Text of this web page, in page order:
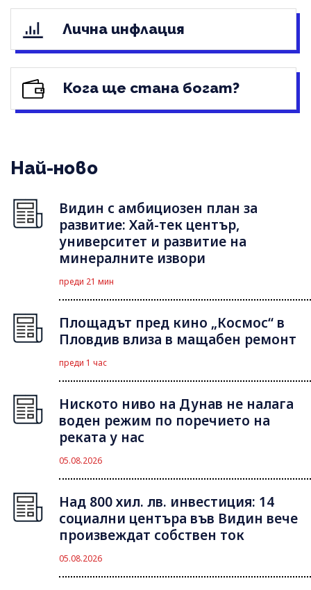
Лична инфлация
Кога ще стана богат?
Най-ново
Видин с амбициозен план за
развитие: Хай-тек център,
университет и развитие на
минералните извори
преди 21 мин
Площадът пред кино „Космос“ в
Пловдив влиза в мащабен ремонт
преди 1 час
Ниското ниво на Дунав не налага
воден режим по поречието на
реката у нас
05.08.2026
Над 800 хил. лв. инвестиция: 14
социални центъра във Видин вече
произвеждат собствен ток
05.08.2026